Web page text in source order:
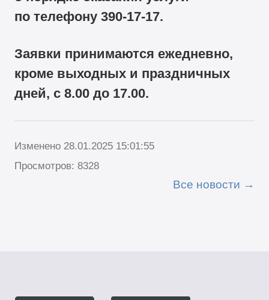
по телефону390-17-17.
Заявки принимаются ежедневно,
кроме выходных и праздничных
дней, с 8.00 до 17.00.
Изменено 28.01.2025 15:01:55
Просмотров: 8328
Все новости